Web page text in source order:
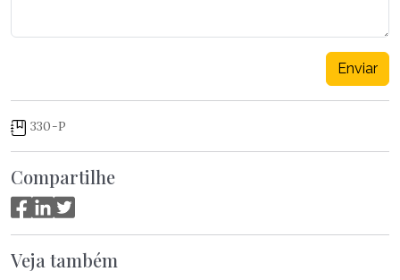
Enviar
330-P
Compartilhe
Veja também